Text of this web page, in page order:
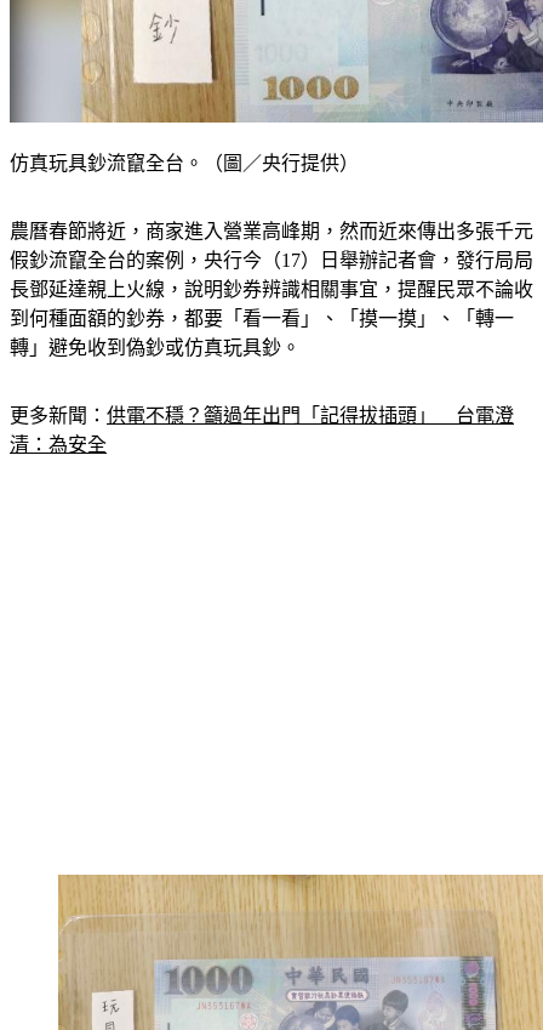
仿真玩具鈔流竄全台。（圖／央行提供）
農曆春節將近，商家進入營業高峰期，然而近來傳出多張千元
假鈔流竄全台的案例，央行今（17）日舉辦記者會，發行局局
長鄧延達親上火線，說明鈔券辨識相關事宜，提醒民眾不論收
到何種面額的鈔券，都要「看一看」、「摸一摸」、「轉一
轉」避免收到偽鈔或仿真玩具鈔。
更多新聞： 供電不穩？籲過年出門「記得拔插頭」　台電澄
清：為安全